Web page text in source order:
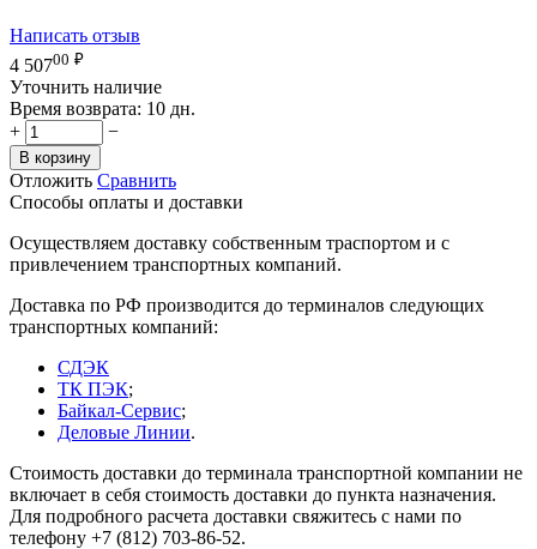
Написать отзыв
4 50700 ₽
Уточнить наличие
Время возврата: 10 дн.
+
−
В корзину
Отложить Сравнить
Способы оплаты и доставки
Осуществляем доставку собственным траспортом и с
привлечением транспортных компаний.
Доставка по РФ производится до терминалов следующих
транспортных компаний:
СДЭК
ТК ПЭК;
Байкал-Сервис;
Деловые Линии.
Стоимость доставки до терминала транспортной компании не
включает в себя стоимость доставки до пункта назначения.
Для подробного расчета доставки свяжитесь с нами по
телефону +7 (812) 703-86-52.